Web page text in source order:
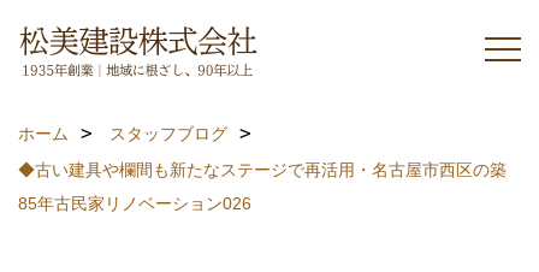
ホーム
スタッフブログ
◆古い建具や欄間も新たなステージで再活用・名古屋市西区の築
85年古民家リノベーション026